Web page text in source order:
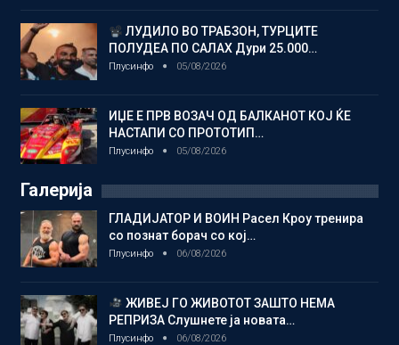
ЛУДИЛО ВО ТРАБЗОН, ТУРЦИТЕ
ПОЛУДЕА ПО САЛАХ Дури 25.000…
Плусинфо 05/08/2026
ИЏЕ Е ПРВ ВОЗАЧ ОД БАЛКАНОТ КОЈ ЌЕ
НАСТАПИ СО ПРОТОТИП…
Плусинфо 05/08/2026
Галерија
ГЛАДИЈАТОР И ВОИН Расел Кроу тренира
со познат борач со кој…
Плусинфо 06/08/2026
ЖИВЕЈ ГО ЖИВОТОТ ЗАШТО НЕМА
РЕПРИЗА Слушнете ја новата…
Плусинфо 06/08/2026